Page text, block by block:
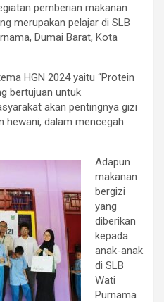
pemberian makanan
merupakan pelajar di SLB
Dumai Barat, Kota
HGN 2024 yaitu “Protein
bertujuan untuk
akan pentingnya gizi
hewani, dalam mencegah
Adapun
makanan
bergizi
yang
diberikan
kepada
anak-anak
di SLB
Wati
Purnama